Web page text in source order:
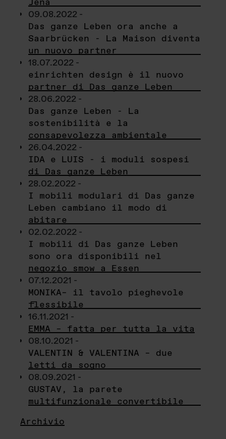
09.08.2022 -
Das ganze Leben ora anche a
Saarbrücken - La Maison diventa
un nuovo partner
18.07.2022 -
einrichten design è il nuovo
partner di Das ganze Leben
28.06.2022 -
Das ganze Leben - La
sostenibilità e la
consapevolezza ambientale
26.04.2022 -
IDA e LUIS - i moduli sospesi
di Das ganze Leben
28.02.2022 -
I mobili modulari di Das ganze
Leben cambiano il modo di
abitare
02.02.2022 -
I mobili di Das ganze Leben
sono ora disponibili nel
negozio smow a Essen
07.12.2021 -
MONIKA– il tavolo pieghevole
flessibile
16.11.2021 -
EMMA – fatta per tutta la vita
08.10.2021 -
VALENTIN & VALENTINA – due
letti da sogno
08.09.2021 -
GUSTAV, la parete
multifunzionale convertibile
Archivio